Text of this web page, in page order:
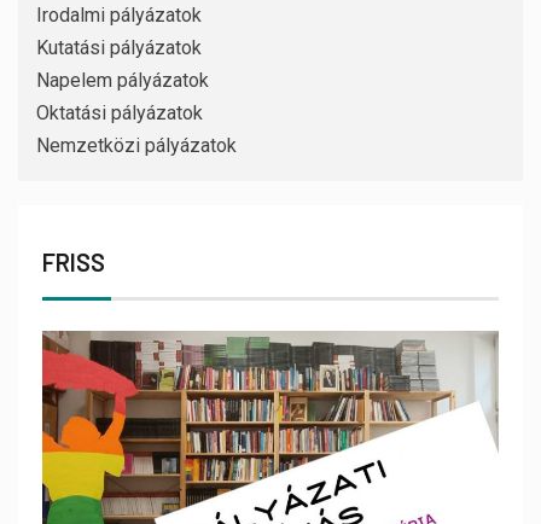
Irodalmi pályázatok
Kutatási pályázatok
Napelem pályázatok
Oktatási pályázatok
Nemzetközi pályázatok
FRISS